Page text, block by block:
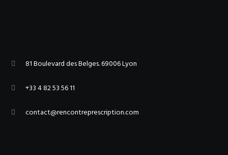
81 Boulevard des Belges. 69006 Lyon
+33 4 82 53 56 11
contact@rencontreprescription.com